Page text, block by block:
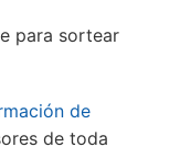
para sortear
de
de toda